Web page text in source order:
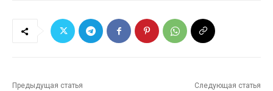
Предыдущая статья Следующая статья